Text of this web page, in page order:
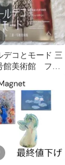
デコとモード 三
館美術館 フラ